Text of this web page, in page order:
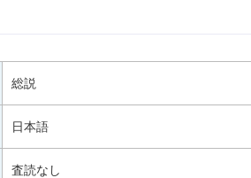
総説
日本語
査読なし